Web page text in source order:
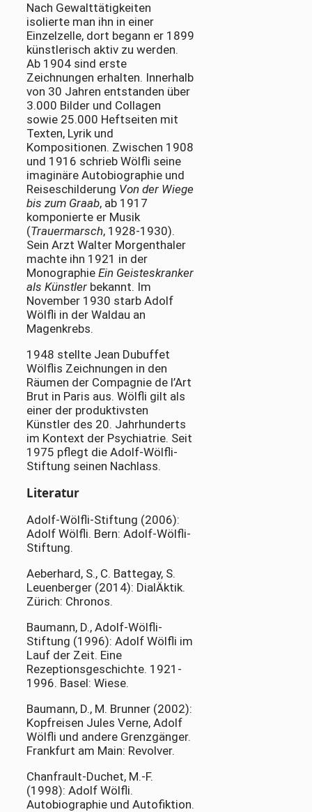
Nach Gewalttätigkeiten
isolierte man ihn in einer
Einzelzelle, dort begann er 1899
künstlerisch aktiv zu werden.
Ab 1904 sind erste
Zeichnungen erhalten. Innerhalb
von 30 Jahren entstanden über
3.000 Bilder und Collagen
sowie 25.000 Heftseiten mit
Texten, Lyrik und
Kompositionen. Zwischen 1908
und 1916 schrieb Wölfli seine
imaginäre Autobiographie und
Reiseschilderung Von der Wiege
bis zum Graab, ab 1917
komponierte er Musik
(Trauermarsch, 1928-1930).
Sein Arzt Walter Morgenthaler
machte ihn 1921 in der
Monographie Ein Geisteskranker
als Künstler bekannt. Im
November 1930 starb Adolf
Wölfli in der Waldau an
Magenkrebs.
1948 stellte Jean Dubuffet
Wölflis Zeichnungen in den
Räumen der Compagnie de l’Art
Brut in Paris aus. Wölfli gilt als
einer der produktivsten
Künstler des 20. Jahrhunderts
im Kontext der Psychiatrie. Seit
1975 pflegt die Adolf-Wölfli-
Stiftung seinen Nachlass.
Literatur
Adolf-Wölfli-Stiftung (2006):
Adolf Wölfli. Bern: Adolf-Wölfli-
Stiftung.
Aeberhard, S., C. Battegay, S.
Leuenberger (2014): DialÄktik.
Zürich: Chronos.
Baumann, D., Adolf-Wölfli-
Stiftung (1996): Adolf Wölfli im
Lauf der Zeit. Eine
Rezeptionsgeschichte. 1921-
1996. Basel: Wiese.
Baumann, D., M. Brunner (2002):
Kopfreisen Jules Verne, Adolf
Wölfli und andere Grenzgänger.
Frankfurt am Main: Revolver.
Chanfrault-Duchet, M.-F.
(1998): Adolf Wölfli.
Autobiographie und Autofiktion.